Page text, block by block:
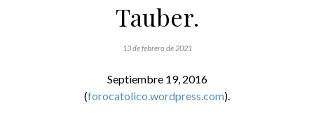
Tauber.
13 de febrero de 2021
Septiembre 19, 2016
(forocatolico.wordpress.com).